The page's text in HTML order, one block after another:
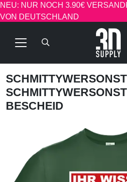
NEU: NUR NOCH 3.90€
VON DEUTSCHLAND
SCHMITTYWERSONST
BESCHEID